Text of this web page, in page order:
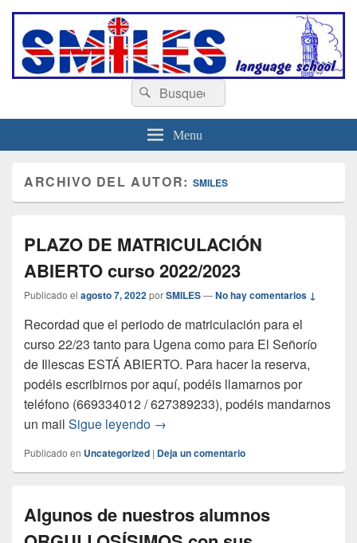
escuelasmiles.es
Buscar
por:
Buscar
Menu
ARCHIVO DEL AUTOR:SMILES
PLAZO DE MATRICULACIÓN
ABIERTO curso 2022/2023
Publicado el agosto 7, 2022porSMILES—No hay comentarios ↓
Recordad que el periodo de matriculación para el
curso 22/23 tanto para Ugena como para El Señorío
de Illescas ESTÁ ABIERTO. Para hacer la reserva,
podéis escribirnos por aquí, podéis llamarnos por
teléfono (669334012 / 627389233), podéis mandarnos
un mail Sigue leyendo PLAZO DE MATRICULACIÓN
→
Publicado en Uncategorized | Deja un comentario
Algunos de nuestros alumnos